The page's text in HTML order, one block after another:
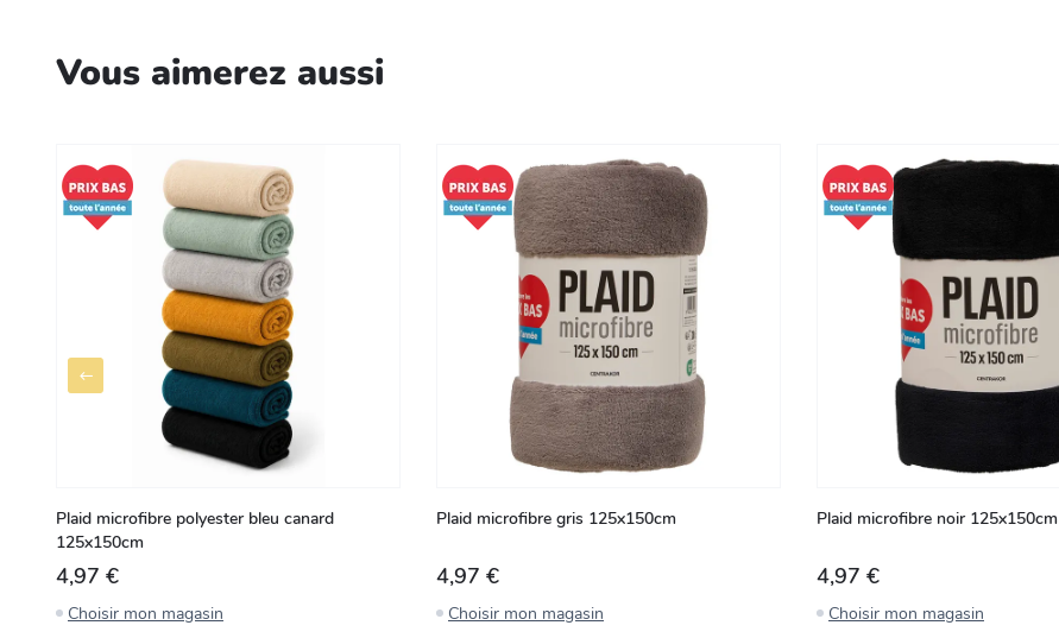
Vous aimerez aussi
Plaid microfibre polyester bleu canard
125x150cm
4,97 €
Choisir mon magasin
Plaid microfibre gris 125x150cm
4,97 €
Choisir mon magasin
Plaid microfibre noir 125x150cm
4,97 €
Choisir mon magasin